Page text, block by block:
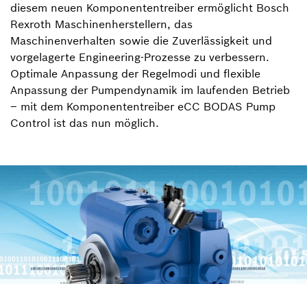
diesem neuen Komponententreiber ermöglicht Bosch
Rexroth Maschinenherstellern, das
Maschinenverhalten sowie die Zuverlässigkeit und
vorgelagerte Engineering-Prozesse zu verbessern.
Optimale Anpassung der Regelmodi und flexible
Anpassung der Pumpendynamik im laufenden Betrieb
– mit dem Komponententreiber eCC BODAS Pump
Control ist das nun möglich.